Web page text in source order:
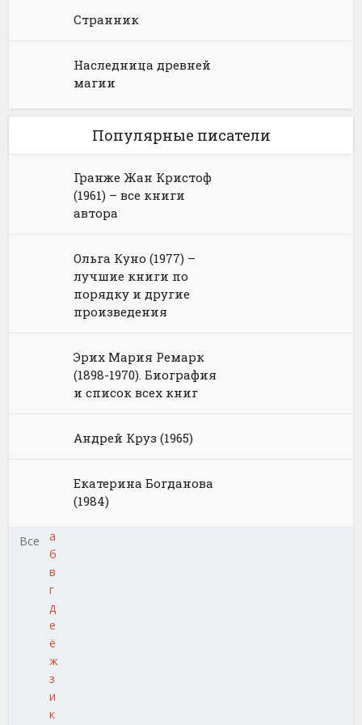
Странник
Наследница древней
магии
Популярные писатели
Гранже Жан Кристоф
(1961) – все книги
автора
Ольга Куно (1977) –
лучшие книги по
порядку и другие
произведения
Эрих Мария Ремарк
(1898-1970). Биография
и список всех книг
Андрей Круз (1965)
Екатерина Богданова
(1984)
Все
а
б
в
г
д
е
ё
ж
з
и
к